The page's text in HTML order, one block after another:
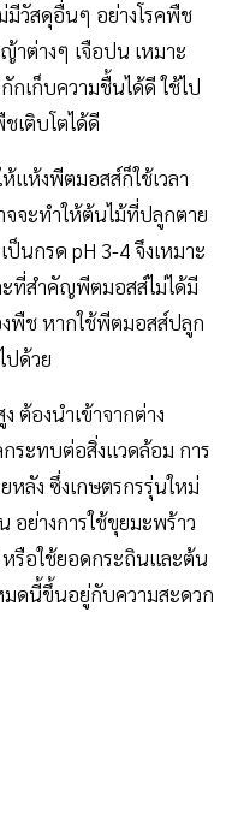
มีวัสดุอื่นๆ อย่างโรคพืช
าต่างๆ เจือปน เหมาะ
กเก็บความชื้นได้ดี ใช้ไป
เติบโตได้ดี
แห้งพีตมอสส์ก็ใช้เวลา
จะทำให้ต้นไม้ที่ปลูกตาย
นกรด pH 3-4 จึงเหมาะ
ที่สำคัญพีตมอสส์ไม่ได้มี
พืช หากใช้พีตมอสส์ปลูก
ปด้วย
ต้องนำเข้าจากต่าง
ระทบต่อสิ่งแวดล้อม การ
หลัง ซึ่งเกษตรกรรุ่นใหม่
ย่างการใช้ขุยมะพร้าว
รือใช้ยอดกระถินและต้น
มดนี้ขึ้นอยู่กับความสะดวก